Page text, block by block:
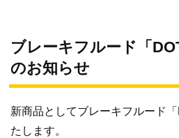
ブレーキフルード「
のお知らせ
新商品としてブレーキフルード
たします。